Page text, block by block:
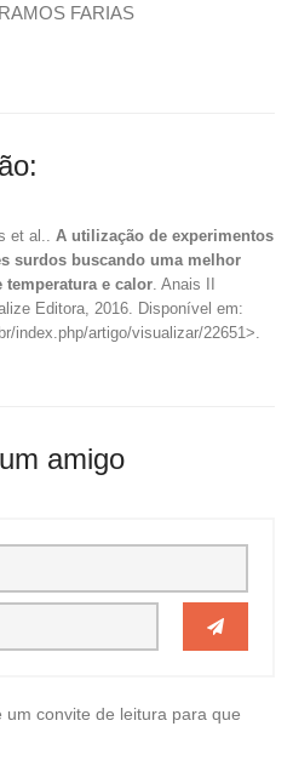
FARIAS
et al.. A utilização de experimentos
surdos buscando uma melhor
temperatura e calor . Anais II
Editora, 2016. Disponível em:
index.php/artigo/visualizar/22651>.
amigo
convite de leitura para que